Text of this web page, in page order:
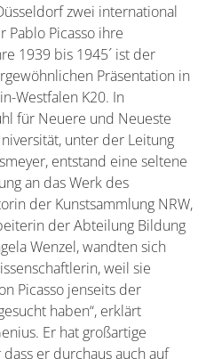
zwei international
Pablo Picasso ihre
1939 bis 1945´ ist der
Präsentation in
Westfalen K20. In
für Neuere und Neueste
unter der Leitung
entstand eine seltene
an das Werk des
der Kunstsammlung NRW,
der Abteilung Bildung
Wenzel, wandten sich
weil sie
Picasso jenseits der
haben“, erklärt
Er hat großartige
er durchaus auch auf